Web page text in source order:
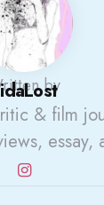
by
& film
essay,